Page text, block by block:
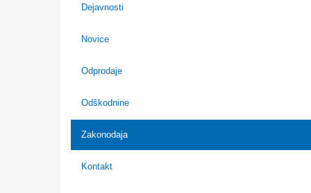
Dejavnosti
Novice
Odprodaje
Odškodnine
Zakonodaja
Kontakt